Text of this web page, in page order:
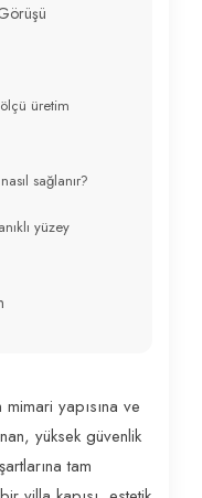
üretim
sağlanır?
yüzey
yapısına ve
yüksek güvenlik
tam